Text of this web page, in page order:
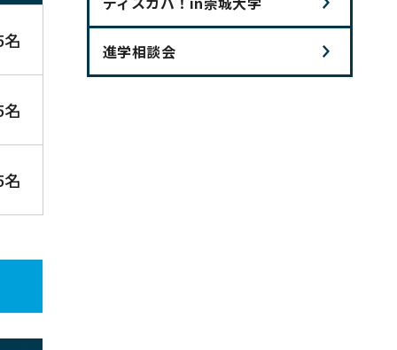
名
名
名
進学相談会